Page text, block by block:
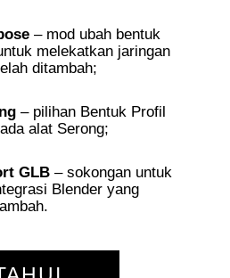
– mod ubah bentuk
melekatkan jaringan
ditambah;
– pilihan Bentuk Profil
alat Serong;
GLB – sokongan untuk
Blender yang